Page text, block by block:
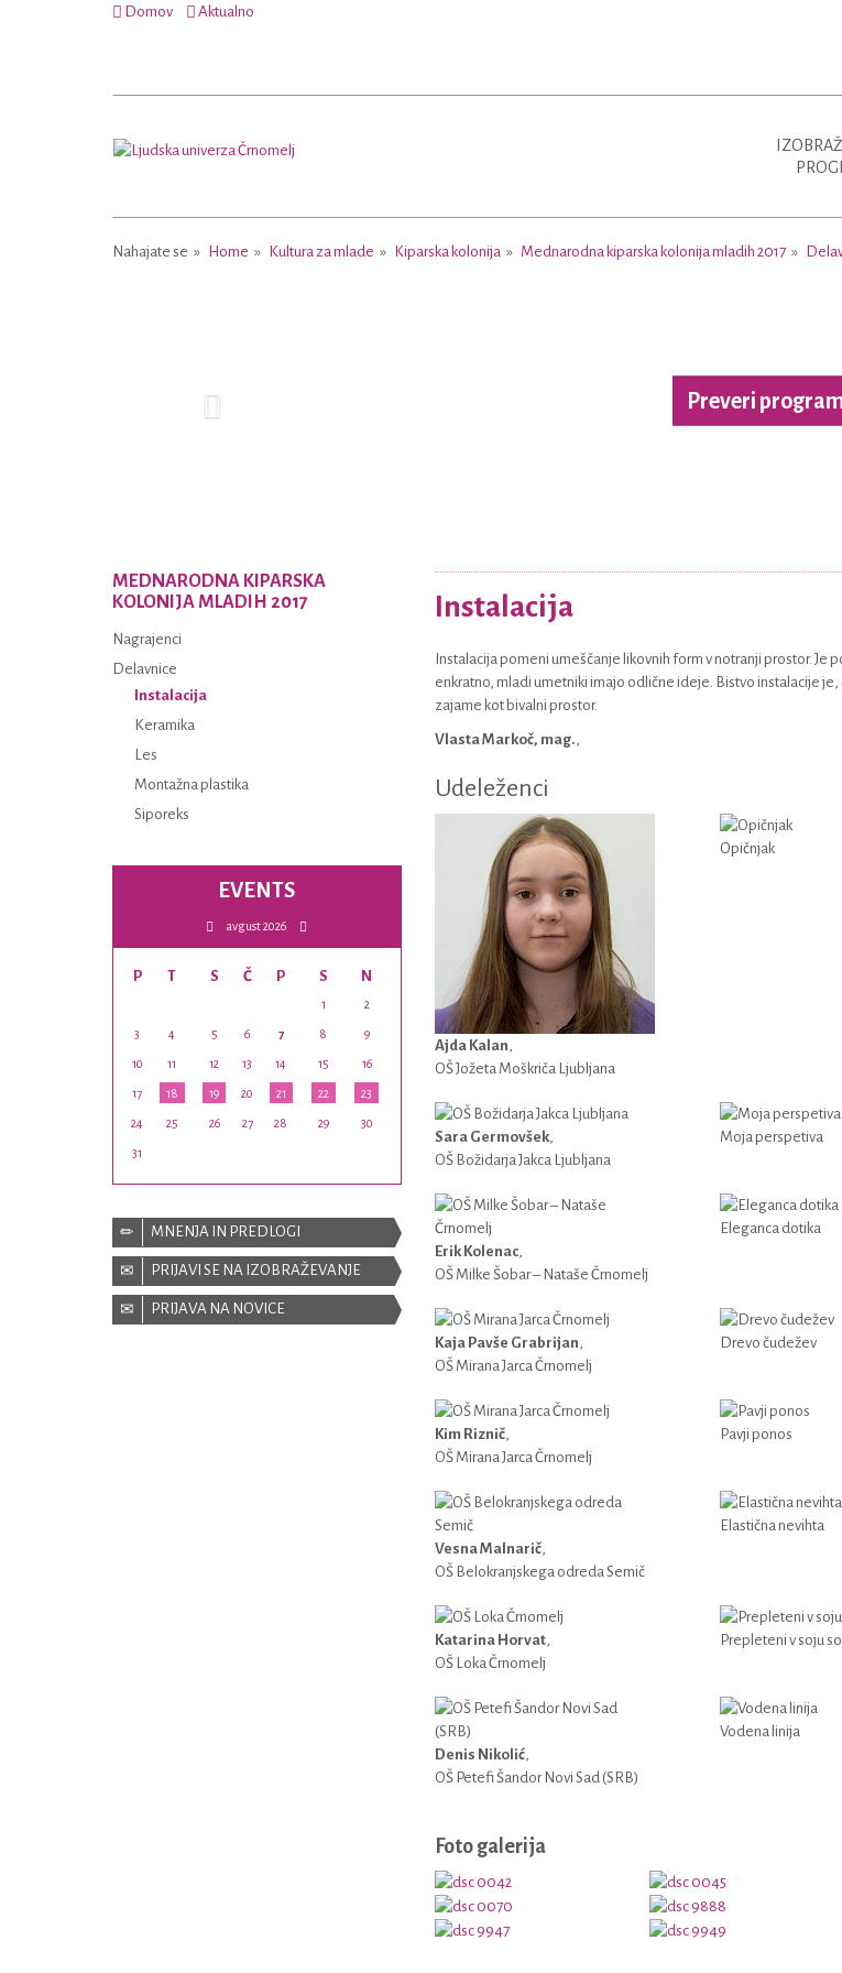
Domov Aktualno
Nahajate se Home Kultura za mlade Kiparska kolonija Mednarodna kiparska kolonija mladih 2017
Preveri
Instalacija
Instalacija pomeni umeščanje likovnih form v notranji prostor.
enkratno, mladi umetniki imajo odlične ideje. Bistvo instalacije
zajame kot bivalni prostor.
Vlasta Markoč, mag.,
Udeleženci
Ajda Kalan,
OŠ Jožeta Moškriča Ljubljana
Opičnjak
Sara Germovšek,
OŠ Božidarja Jakca Ljubljana
Moja perspetiva
Erik Kolenac,
OŠ Milke Šobar – Nataše Črnomelj
Eleganca dotika
Kaja Pavše Grabrijan,
OŠ Mirana Jarca Črnomelj
Drevo čudežev
Kim Riznič,
OŠ Mirana Jarca Črnomelj
Pavji ponos
Vesna Malnarič,
OŠ Belokranjskega odreda Semič
Elastična nevihta
Katarina Horvat,
OŠ Loka Črnomelj
Prepleteni v soju
Denis Nikolić,
OŠ Petefi Šandor Novi Sad (SRB)
Vodena linija
Foto galerija
MEDNARODNA KIPARSKA
KOLONIJA MLADIH 2017
Nagrajenci
Delavnice
Instalacija
Keramika
Les
Montažna plastika
Siporeks
EVENTS
avgust 2026
P T S Č P S N
1 2
3 4 5 6 7 8 9
10 11 12 13 14 15 16
17 18 19 20 21 22 23
24 25 26 27 28 29 30
31
MNENJA IN PREDLOGI
PRIJAVI SE NA IZOBRAŽEVANJE
PRIJAVA NA NOVICE